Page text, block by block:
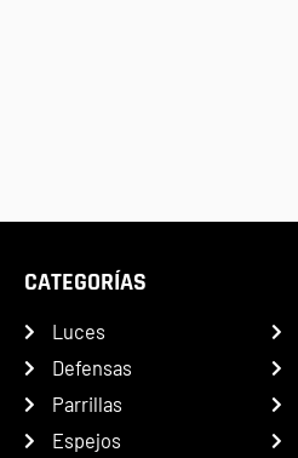
CATEGORÍAS
Luces
Defensas
Parrillas
Espejos